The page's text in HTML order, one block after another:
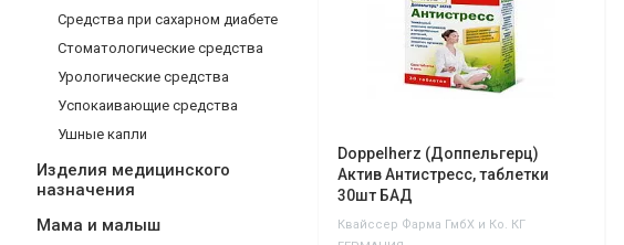
Средства при сахарном диабете
Стоматологические средства
Урологические средства
Успокаивающие средства
Ушные капли
Изделия медицинского
назначения
Мама и малыш
Doppelherz (Доппельгерц)
Актив Антистресс, таблетки
30шт БАД
Квайссер Фарма ГмбХ и Ко. КГ